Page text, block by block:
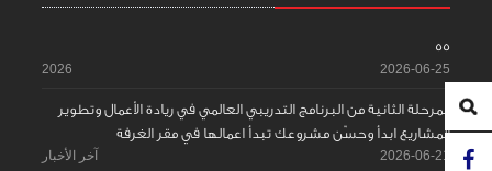
55
2026-06-25
2026
المرحلة الثانية من البرنامج التدريبي العالمي في ريادة الأعمال وتطوير
المشاريع ابدأ وحسّن مشروعك تبدأ اعمالها في مقر الغرفة
2026-06-21 آخر الأخبار